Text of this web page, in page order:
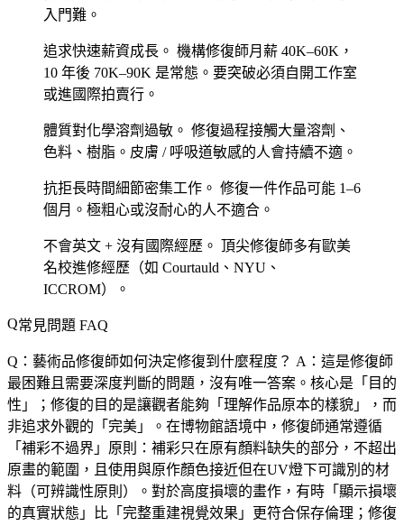
入門難。
追求快速薪資成長。 機構修復師月薪 40K–60K，
10 年後 70K–90K 是常態。要突破必須自開工作室
或進國際拍賣行。
體質對化學溶劑過敏。 修復過程接觸大量溶劑、
色料、樹脂。皮膚 / 呼吸道敏感的人會持續不適。
抗拒長時間細節密集工作。 修復一件作品可能 1–6
個月。極粗心或沒耐心的人不適合。
不會英文 + 沒有國際經歷。 頂尖修復師多有歐美
名校進修經歷（如 Courtauld、NYU、
ICCROM）。
常見問題 FAQ
Q：藝術品修復師如何決定修復到什麼程度？ A：這是修復師
最困難且需要深度判斷的問題，沒有唯一答案。核心是「目的
性」；修復的目的是讓觀者能夠「理解作品原本的樣貌」，而
非追求外觀的「完美」。在博物館語境中，修復師通常遵循
「補彩不過界」原則：補彩只在原有顏料缺失的部分，不超出
原畫的範圍，且使用與原作顏色接近但在UV燈下可識別的材
料（可辨識性原則）。對於高度損壞的畫作，有時「顯示損壞
的真實狀態」比「完整重建視覺效果」更符合保存倫理；修復